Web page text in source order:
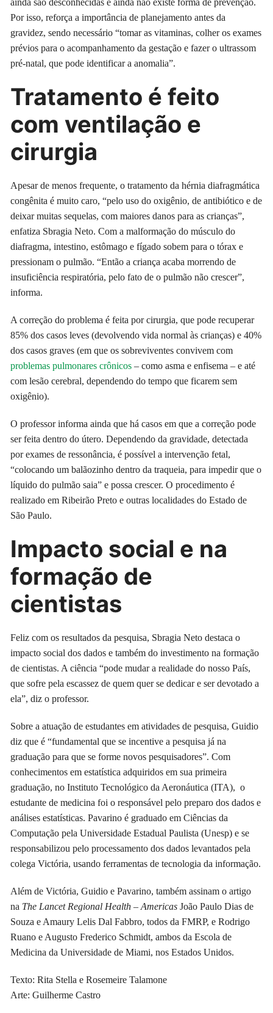
Por isso, reforça a importância de planejamento antes da
gravidez, sendo necessário “tomar as vitaminas, colher os exames
prévios para o acompanhamento da gestação e fazer o ultrassom
pré-natal, que pode identificar a anomalia”.
Tratamento é feito
com ventilação e
cirurgia
Apesar de menos frequente, o tratamento da hérnia diafragmática
congênita é muito caro, “pelo uso do oxigênio, de antibiótico e de
deixar muitas sequelas, com maiores danos para as crianças”,
enfatiza Sbragia Neto. Com a malformação do músculo do
diafragma, intestino, estômago e fígado sobem para o tórax e
pressionam o pulmão. “Então a criança acaba morrendo de
insuficiência respiratória, pelo fato de o pulmão não crescer”,
informa.
A correção do problema é feita por cirurgia, que pode recuperar
85% dos casos leves (devolvendo vida normal às crianças) e 40%
dos casos graves (em que os sobreviventes convivem com
problemas pulmonares crônicos – como asma e enfisema – e até
com lesão cerebral, dependendo do tempo que ficarem sem
oxigênio).
O professor informa ainda que há casos em que a correção pode
ser feita dentro do útero. Dependendo da gravidade, detectada
por exames de ressonância, é possível a intervenção fetal,
“colocando um balãozinho dentro da traqueia, para impedir que o
líquido do pulmão saia” e possa crescer. O procedimento é
realizado em Ribeirão Preto e outras localidades do Estado de
São Paulo.
Impacto social e na
formação de
cientistas
Feliz com os resultados da pesquisa, Sbragia Neto destaca o
impacto social dos dados e também do investimento na formação
de cientistas. A ciência “pode mudar a realidade do nosso País,
que sofre pela escassez de quem quer se dedicar e ser devotado a
ela”, diz o professor.
Sobre a atuação de estudantes em atividades de pesquisa, Guidio
diz que é “fundamental que se incentive a pesquisa já na
graduação para que se forme novos pesquisadores”. Com
conhecimentos em estatística adquiridos em sua primeira
graduação, no Instituto Tecnológico da Aeronáutica (ITA), o
estudante de medicina foi o responsável pelo preparo dos dados e
análises estatísticas. Pavarino é graduado em Ciências da
Computação pela Universidade Estadual Paulista (Unesp) e se
responsabilizou pelo processamento dos dados levantados pela
colega Victória, usando ferramentas de tecnologia da informação.
Além de Victória, Guidio e Pavarino, também assinam o artigo
na The Lancet Regional Health – Americas João Paulo Dias de
Souza e Amaury Lelis Dal Fabbro, todos da FMRP, e Rodrigo
Ruano e Augusto Frederico Schmidt, ambos da Escola de
Medicina da Universidade de Miami, nos Estados Unidos.
Texto: Rita Stella e Rosemeire Talamone
Arte: Guilherme Castro